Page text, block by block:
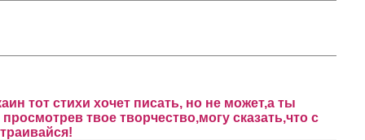
тот стихи хочет писать, но не может,а ты
твое творчество,могу сказать,что с